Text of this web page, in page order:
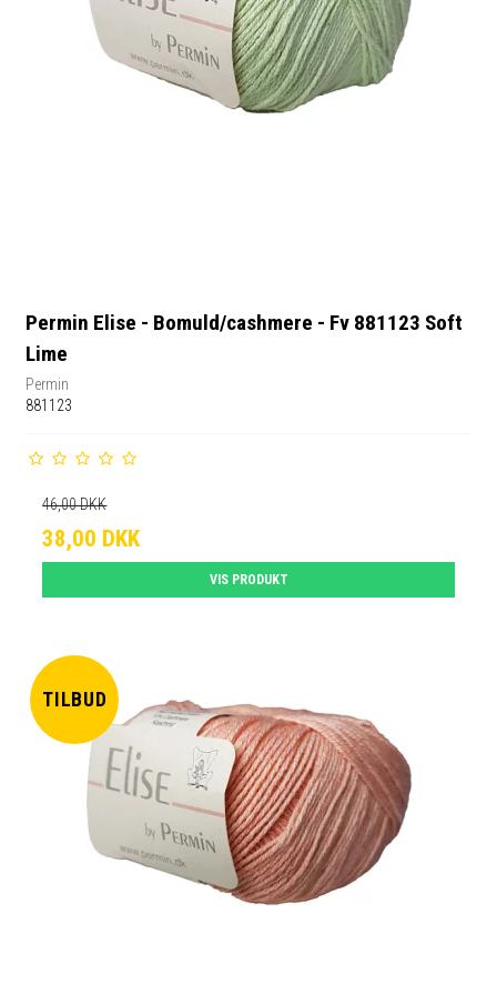
Permin Elise - Bomuld/cashmere - Fv 881123 Soft
Lime
Permin
881123
46,00 DKK
38,00 DKK
VIS PRODUKT
TILBUD